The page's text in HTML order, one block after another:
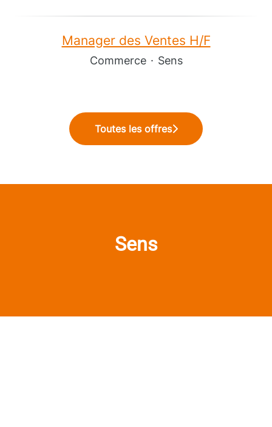
Manager des Ventes H/F
Commerce · Sens
Toutes les offres
Sens